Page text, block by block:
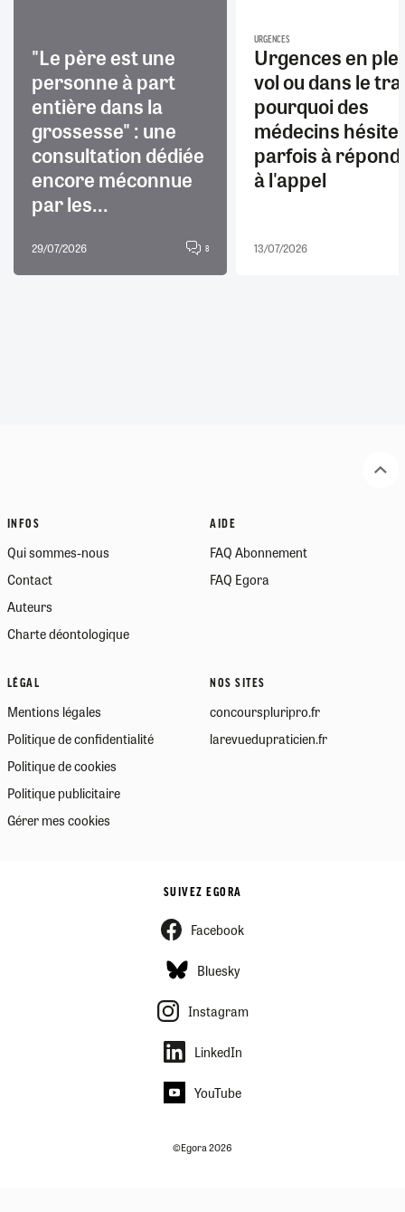
"Le père est une
personne à part
entière dans la
grossesse" : une
consultation dédiée
encore méconnue
par les...
29/07/2026 8
URGENCES
Urgences en
vol ou dans le
pourquoi des
médecins
parfois à
à l'appel
13/07/2026
INFOS
Qui sommes-nous
Contact
Auteurs
Charte déontologique
AIDE
FAQ Abonnement
FAQ Egora
LÉGAL
Mentions légales
Politique de confidentialité
Politique de cookies
Politique publicitaire
Gérer mes cookies
NOS SITES
concourspluripro.fr
larevuedupraticien.fr
SUIVEZ EGORA
Facebook
Bluesky
Instagram
LinkedIn
YouTube
©Egora 2026